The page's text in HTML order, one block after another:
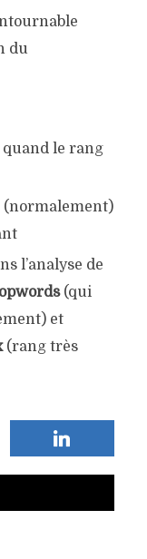
du
le rang
(normalement)
l’analyse de
(qui
et
(rang très